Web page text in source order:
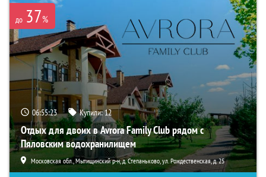
до 37%
06:55:21 Купили:12
Отдых для двоих в Avrora Family Club рядом с
Пяловским водохранилищем
Московская обл., Мытищинский р-н, д. Степаньково, ул. Рождественская, д. 25